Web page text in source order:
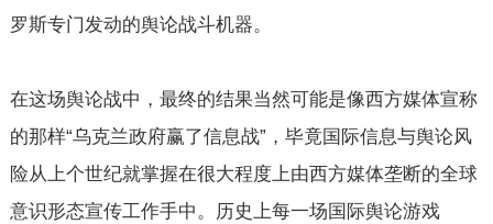
罗斯专门发动的舆论战斗机器。
在这场舆论战中，最终的结果当然可能是像西方媒体宣称
的那样“乌克兰政府赢了信息战”，毕竟国际信息与舆论风
险从上个世纪就掌握在很大程度上由西方媒体垄断的全球
意识形态宣传工作手中。历史上每一场国际舆论游戏